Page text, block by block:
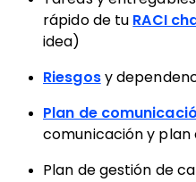
rápido de tu RACI
idea)
Riesgosy
Plan de
comunicación y plan
Plan de gestión de